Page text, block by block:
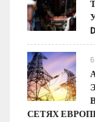
СЕТЯХ